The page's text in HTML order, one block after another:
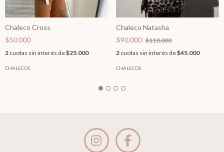
Chaleco Cross
$50.000
2 cuotas sin interés de$25.000
CHALECOS
Chaleco Natasha
$90.000 $110.000
2cuotas sin interés de$45.000
CHALECOS